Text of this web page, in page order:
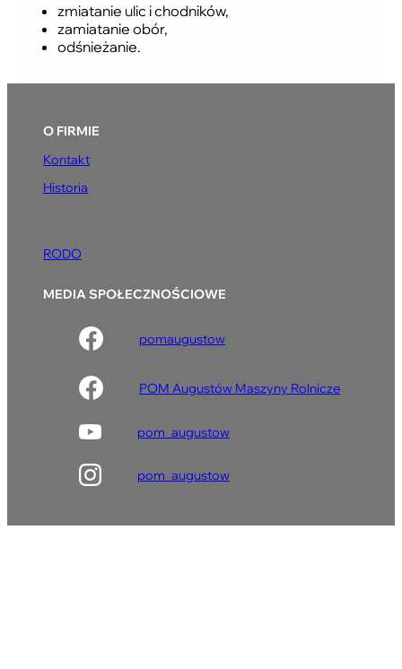
zmiatanie ulic i chodników,
zamiatanie obór,
odśnieżanie.
O FIRMIE
Kontakt
Historia
RODO
MEDIA SPOŁECZNOŚCIOWE
pomaugustow
POM Augustów Maszyny Rolnicze
pom_augustow
pom_augustow